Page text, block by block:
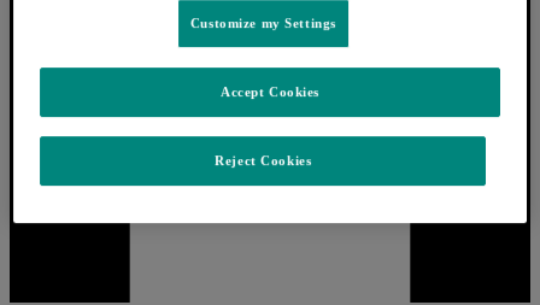
Customize my Settings
Reject Cookies
Accept Cookies